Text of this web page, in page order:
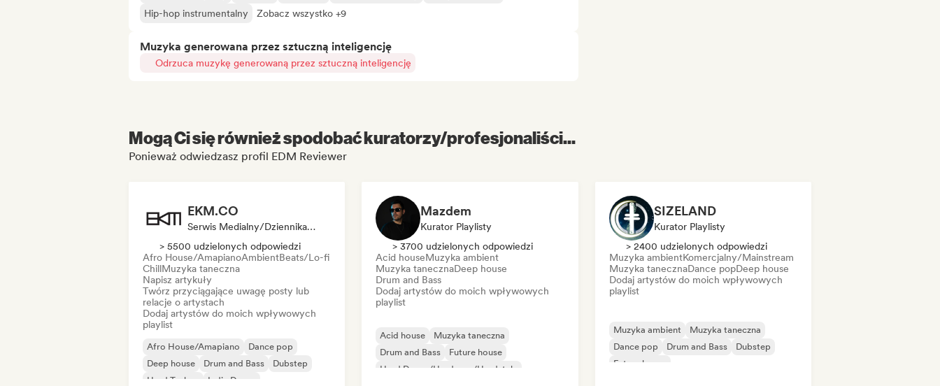
Hip-hop instrumentalny
Zobacz wszystko +9
Muzyka generowana przez sztuczną inteligencję
Odrzuca muzykę generowaną przez sztuczną inteligencję
Mogą Ci się również spodobać kuratorzy/profesjonaliści...
Ponieważ odwiedzasz profil EDM Reviewer
EKM.CO
Serwis Medialny/Dziennikarz, Kurator Playlisty
> 5500 udzielonych odpowiedzi
Afro House/AmapianoAmbientBeats/Lo-fi
ChillMuzyka taneczna
Napisz artykuły
Twórz przyciągające uwagę posty lub
relacje o artystach
Dodaj artystów do moich wpływowych
playlist
Afro House/Amapiano
Dance pop
Deep house
Drum and Bass
Dubstep
Hard Techno
Indie Dance
Mazdem
Kurator Playlisty
> 3700 udzielonych odpowiedzi
Acid houseMuzyka ambient
Muzyka tanecznaDeep house
Drum and Bass
Dodaj artystów do moich wpływowych
playlist
Acid house
Muzyka taneczna
Drum and Bass
Future house
Hard Dance/Hardcore/Hardstyle
SIZELAND
Kurator Playlisty
> 2400 udzielonych odpowiedzi
Muzyka ambientKomercjalny/Mainstream
Muzyka tanecznaDance popDeep house
Dodaj artystów do moich wpływowych
playlist
Muzyka ambient
Muzyka taneczna
Dance pop
Drum and Bass
Dubstep
Future house